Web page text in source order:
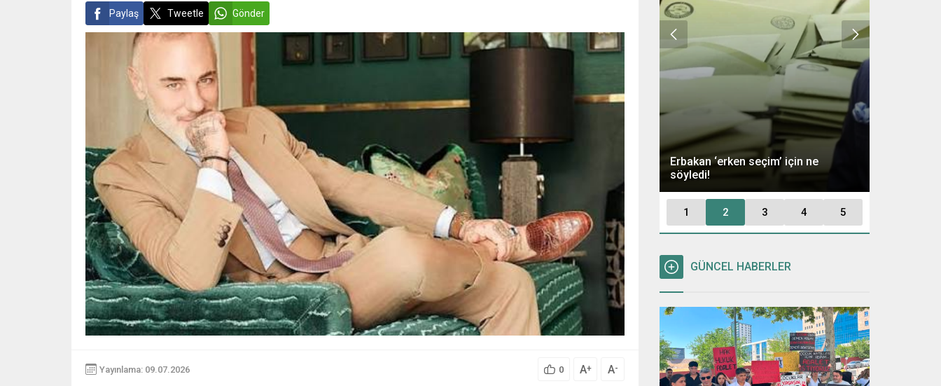
Paylaş Tweetle Gönder
Yayınlama: 09.07.2026 0 A+ A-
“Engellilik Bir Eksiklik Değil,
Adalet Meselesidir”
Erbakan ‘erken seçim’ için ne
söyledi!
1 2 3 4 5
GÜNCEL HABERLER